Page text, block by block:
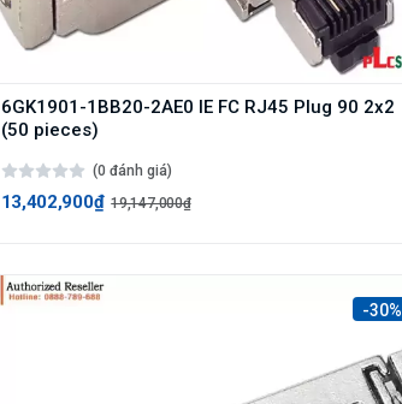
6GK1901-1BB20-2AE0 IE FC RJ45 Plug 90 2x2
(50 pieces)
(0 đánh giá)
13,402,900₫ 19,147,000₫
-30%